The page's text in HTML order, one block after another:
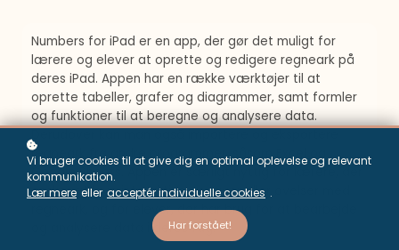
Numbers for iPad er en app, der gør det muligt for
lærere og elever at oprette og redigere regneark på
deres iPad. Appen har en række værktøjer til at
oprette tabeller, grafer og diagrammer, samt formler
og funktioner til at beregne og analysere data.
regneark fra andre programmer, såsom Excel og
Google Sheets. Appen er særligt nyttig for lærere, der
ønsker at lave interaktive opgaver eller øvelser med
regneark, og for elever, der har brug for at bearbejde
og analysere data i deres fag.
Vi bruger cookies til at give dig en optimal oplevelse og relevant
kommunikation.
Lær mere eller acceptér individuelle cookies .
Har forstået!